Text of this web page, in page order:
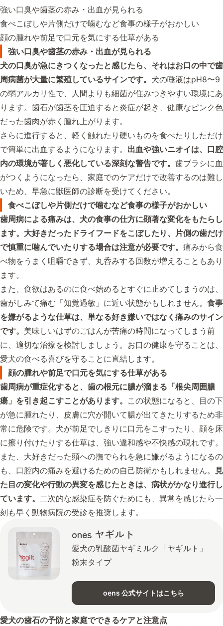
強い口臭や歯茎の赤み・出血が見られる
食べこぼしや片側だけで噛むなど食事の様子がおかしい
顔の腫れや前足で口元を気にする仕草がある
強い口臭や歯茎の赤み・出血が見られる
犬の口臭が急にきつくなったと感じたら、それはお口の中で歯
周病菌が大量に繁殖しているサインです。 犬の唾液はpH8〜9
の弱アルカリ性で、人間よりも細菌が住みつきやすい環境にあ
ります。歯石が歯茎を圧迫すると炎症が起き、健康なピンク色
だった歯肉が赤く腫れ上がります。
さらに進行すると、軽く触れたり硬いものを食べたりしただけ
で簡単に出血するようになります。 出血や強いニオイは、口腔
内の環境が著しく悪化している深刻な警告です。 歯ブラシに血
がつくようになったら、家庭でのケアだけで改善するのは難し
いため、早急に獣医師の診断を受けてください。
食べこぼしや片側だけで噛むなど食事の様子がおかしい
歯周病による痛みは、犬の食事の仕方に顕著な変化をもたらし
ます。大好きだったドライフードをこぼしたり、片側の歯だけ
で慎重に噛んでいたりする場合は注意が必要です。 痛みから食
べ物をうまく咀嚼できず、丸呑みする回数が増えることもあり
ます。
また、食欲はあるのに食べ始めるとすぐに止めてしまうのは、
歯がしみて痛む「知覚過敏」に近い状態かもしれません。 食事
を嫌がるような仕草は、単なる好き嫌いではなく痛みのサイン
です。 美味しいはずのごはんが苦痛の時間になってしまう前
に、適切な治療を検討しましょう。お口の健康を守ることは、
愛犬の食べる喜びを守ることに直結します。
顔の腫れや前足で口元を気にする仕草がある
歯周病が重症化すると、歯の根元に膿が溜まる「根尖周囲膿
瘍」を引き起こすことがあります。 この状態になると、目の下
が急に腫れたり、皮膚に穴が開いて膿が出てきたりするため非
常に危険です。犬が前足でしきりに口元をこすったり、顔を床
に擦り付けたりする仕草は、強い違和感や不快感の現れです。
また、大好きだった頭への撫でられを急に嫌がるようになるの
も、口腔内の痛みを避けるための自己防衛かもしれません。
見
た目の変化や行動の異変を感じたときは、病状がかなり進行し
ています。 二次的な感染症を防ぐためにも、異常を感じたら一
刻も早く動物病院の受診を推奨します。
ones ヤギルト
愛犬の乳酸菌ヤギミルク「ヤギルト」
粉末タイプ
oens 公式サイトはこちら
愛犬の歯石の予防と家庭でできるケアと注意点